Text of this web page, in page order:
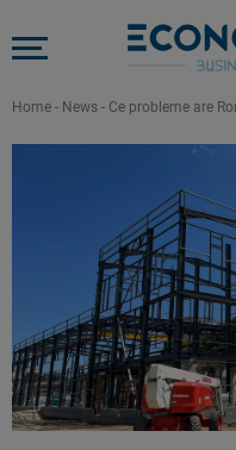
Home - News - Ce probleme are